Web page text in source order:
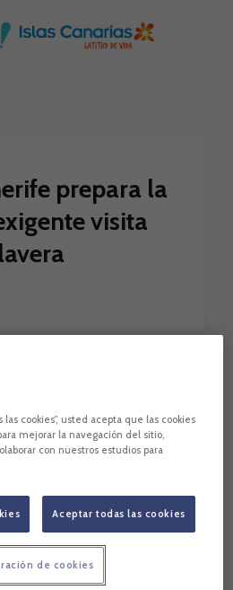
prepara la
visita
cookies”, usted acepta que las cookies
mejorar la navegación del sitio,
con nuestros estudios para
Aceptar todas las cookies
de cookies